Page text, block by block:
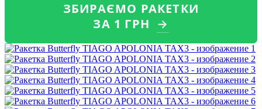
ЗБИРАЄМО РАКЕТКИ
ЗА 1 ГРН →